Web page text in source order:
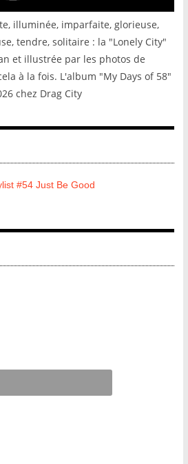
illuminée, imparfaite, glorieuse,
tendre, solitaire : la "Lonely City"
et illustrée par les photos de
à la fois. L'album "My Days of 58"
chez Drag City